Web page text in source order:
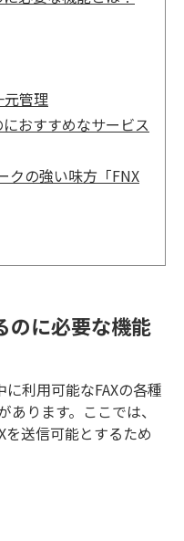
元管理
おすすめなサービス
クの強い味方「FNX
のに必要な機能
利用可能なFAXの各種
ります。ここでは、
を送信可能とするため